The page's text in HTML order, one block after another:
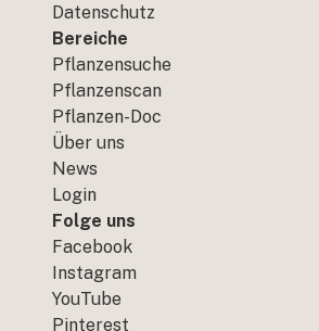
Datenschutz
Bereiche
Pflanzensuche
Pflanzenscan
Pflanzen-Doc
Über uns
News
Login
Folge uns
Facebook
Instagram
YouTube
Pinterest